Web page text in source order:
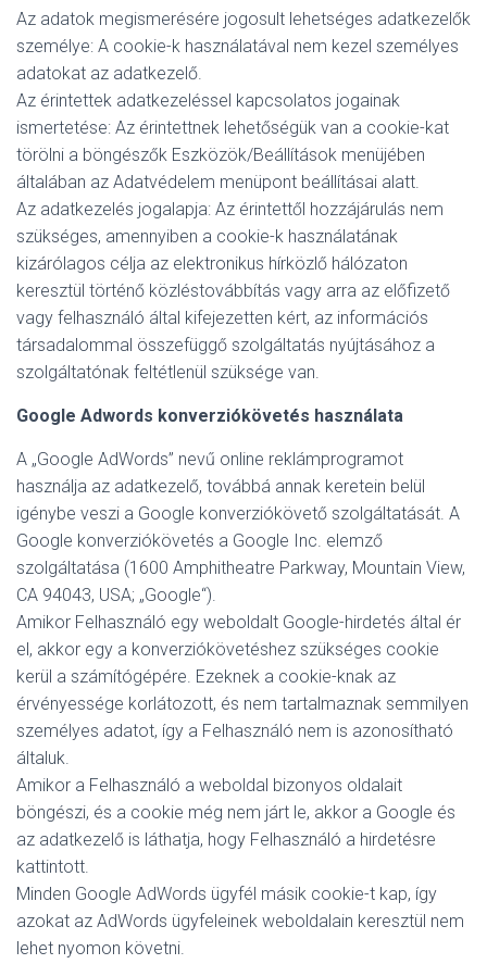
Az adatok megismerésére jogosult lehetséges adatkezelők
személye: A cookie-k használatával nem kezel személyes
adatokat az adatkezelő.
Az érintettek adatkezeléssel kapcsolatos jogainak
ismertetése: Az érintettnek lehetőségük van a cookie-kat
törölni a böngészők Eszközök/Beállítások menüjében
általában az Adatvédelem menüpont beállításai alatt.
Az adatkezelés jogalapja: Az érintettől hozzájárulás nem
szükséges, amennyiben a cookie-k használatának
kizárólagos célja az elektronikus hírközlő hálózaton
keresztül történő közléstovábbítás vagy arra az előfizető
vagy felhasználó által kifejezetten kért, az információs
társadalommal összefüggő szolgáltatás nyújtásához a
szolgáltatónak feltétlenül szüksége van.
Google Adwords konverziókövetés használata
A „Google AdWords” nevű online reklámprogramot
használja az adatkezelő, továbbá annak keretein belül
igénybe veszi a Google konverziókövető szolgáltatását. A
Google konverziókövetés a Google Inc. elemző
szolgáltatása (1600 Amphitheatre Parkway, Mountain View,
CA 94043, USA; „Google“).
Amikor Felhasználó egy weboldalt Google-hirdetés által ér
el, akkor egy a konverziókövetéshez szükséges cookie
kerül a számítógépére. Ezeknek a cookie-knak az
érvényessége korlátozott, és nem tartalmaznak semmilyen
személyes adatot, így a Felhasználó nem is azonosítható
általuk.
Amikor a Felhasználó a weboldal bizonyos oldalait
böngészi, és a cookie még nem járt le, akkor a Google és
az adatkezelő is láthatja, hogy Felhasználó a hirdetésre
kattintott.
Minden Google AdWords ügyfél másik cookie-t kap, így
azokat az AdWords ügyfeleinek weboldalain keresztül nem
lehet nyomon követni.